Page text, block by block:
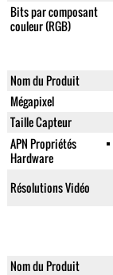
Bits par composant
couleur (RGB)
Nom du Produit
Mégapixel
Taille Capteur
APN Propriétés
Hardware
Résolutions Vidéo
Nom du Produit